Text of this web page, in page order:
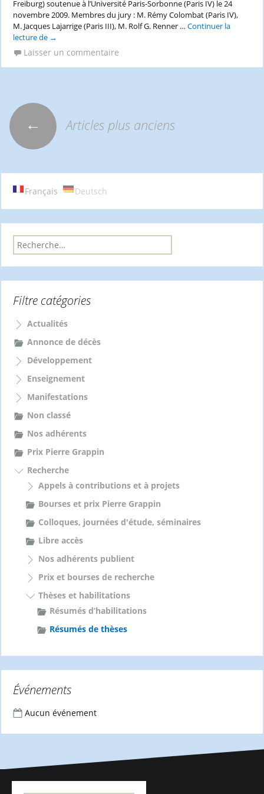
Freiburg) soutenue à l’Université Paris-Sorbonne (Paris IV) le 24
novembre 2009. Membres du jury : M. Rémy Colombat (Paris IV),
M. Jacques Lajarrige (Paris III), M. Rolf G. Renner …Continuer la
lecture de Sandie
Attia,
et
poétique
de
Günter
→
Laisser un commentaire
Navigation
des
articles
← Articles plus anciens
Français Deutsch
R
e
c
h
r
h
e
Filtre catégories
Actualités
Annonce de décès
Développement
Enseignement
Manifestations
Non classé
Nos adhérents
Prix Pierre Grappin
Recherche
Appels à contributions et à projets
Bourses et prix Pierre Grappin
Colloques, journées d'étude, séminaires
Libre accès
Nos adhérents publient
Prix et bourses de recherche
Thèses et habilitations
Résumés d’habilitations
Résumés de thèses
Événements
Aucun événement